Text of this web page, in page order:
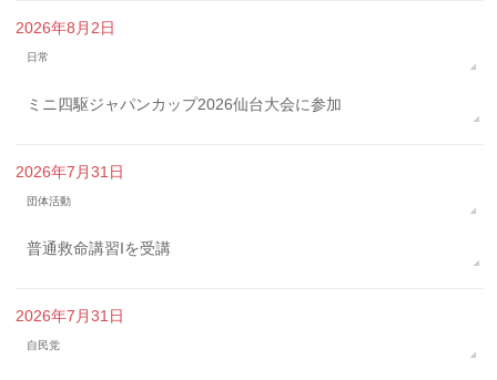
2026年8月2日
日常
ミニ四駆ジャパンカップ2026仙台大会に参加
2026年7月31日
団体活動
普通救命講習Iを受講
2026年7月31日
自民党